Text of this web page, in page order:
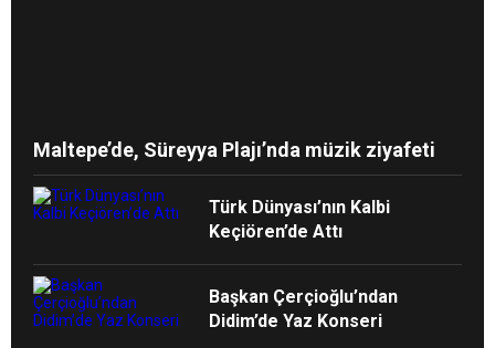
Maltepe’de, Süreyya Plajı’nda müzik ziyafeti
Türk Dünyası’nın Kalbi
Keçiören’de Attı
Başkan Çerçioğlu’ndan
Didim’de Yaz Konseri